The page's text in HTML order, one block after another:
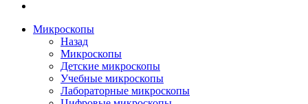
Микроскопы
Назад
Микроскопы
Детские микроскопы
Учебные микроскопы
Лабораторные микроскопы